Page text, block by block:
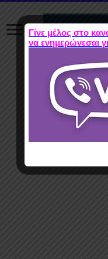
Γίνε μέλος στο
να ενημερώνεσαι